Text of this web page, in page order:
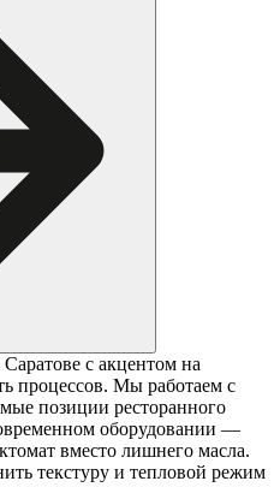
с акцентом на
процессов. Мы работаем с
позиции ресторанного
оборудовании —
вместо лишнего масла.
текстуру и тепловой режим